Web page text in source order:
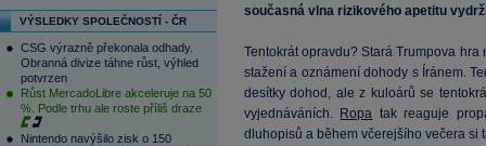
VÝSLEDKY SPOLEČNOSTÍ - ČR
CSG výrazně překonala odhady.
Obranná divize táhne růst, výhled
potvrzen
Růst MercadoLibre akceleruje na 50
%. Podle trhu ale roste příliš draze
Nintendo navýšilo zisk o 150
současná vlna rizikového apetitu
Tentokrát opravdu? Stará Trumpova
stažení a oznámení dohody s Íránem.
desítky dohod, ale z kuloárů se
vyjednáváních. Ropa tak reaguje
dluhopisů a během včerejšího večera si